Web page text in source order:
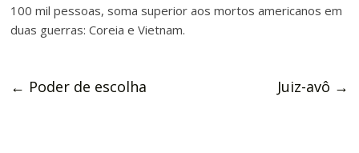
100 mil pessoas, soma superior aos mortos americanos em
duas guerras: Coreia e Vietnam.
← Poder de escolha Juiz-avô →